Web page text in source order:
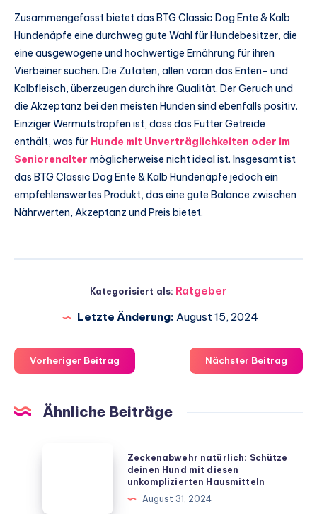
Zusammengefasst bietet das BTG Classic Dog Ente & Kalb
Hundenäpfe eine durchweg gute Wahl für Hundebesitzer, die
eine ausgewogene und hochwertige Ernährung für ihren
Vierbeiner suchen. Die Zutaten, allen voran das Enten- und
Kalbfleisch, überzeugen durch ihre Qualität. Der Geruch und
die Akzeptanz bei den meisten Hunden sind ebenfalls positiv.
Einziger Wermutstropfen ist, dass das Futter Getreide
enthält, was für Hunde mit Unverträglichkeiten oder im
Seniorenalter möglicherweise nicht ideal ist. Insgesamt ist
das BTG Classic Dog Ente & Kalb Hundenäpfe jedoch ein
empfehlenswertes Produkt, das eine gute Balance zwischen
Nährwerten, Akzeptanz und Preis bietet.
Kategorisiert als: Ratgeber
Letzte Änderung: August 15, 2024
Vorheriger Beitrag Nächster Beitrag
Ähnliche Beiträge
Zeckenabwehr natürlich: Schütze
deinen Hund mit diesen
unkomplizierten Hausmitteln
August 31, 2024